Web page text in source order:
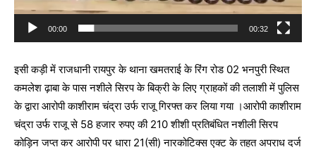
00:00 00:32
इसी कड़ी में राजधानी रायपुर के थाना खमतराई के रिंग रोड 02 भनपुरी स्थित
कमलेश ढ़ाबा के पास नशीले सिरप के बिक्री के लिए ग्राहकों की तलाशी में पुलिस
के द्वारा आरोपी काशीराम चंद्रा उर्फ राजू गिरफ्त कर लिया गया ।आरोपी काशीराम
चंद्रा उर्फ राजू से 58 हजार रुपए की 210 शीशी प्रतिबंधित नशीली सिरप
कोड़िन जप्त कर आरोपी पर धारा 21(सी) नारकोटिक्स एक्ट के तहत अपराध दर्ज